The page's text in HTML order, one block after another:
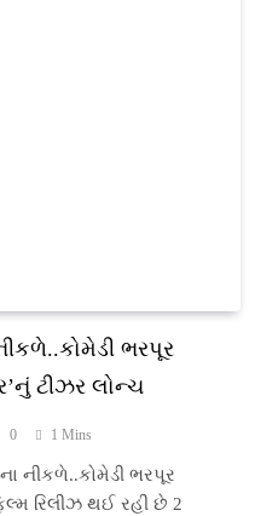
ભરપૂર
ટીઝર લોન્ચ
0 1 Mins
નીકળે..કોમેડી ભરપૂર
રિલીઝ થઈ રહી છે 2